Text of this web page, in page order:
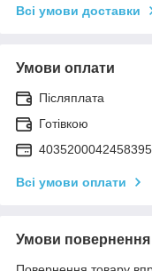
Всі умови доставки
Умови оплати
Післяплата
Готівкою
4035200042458395
Всі умови оплати
Умови повернення